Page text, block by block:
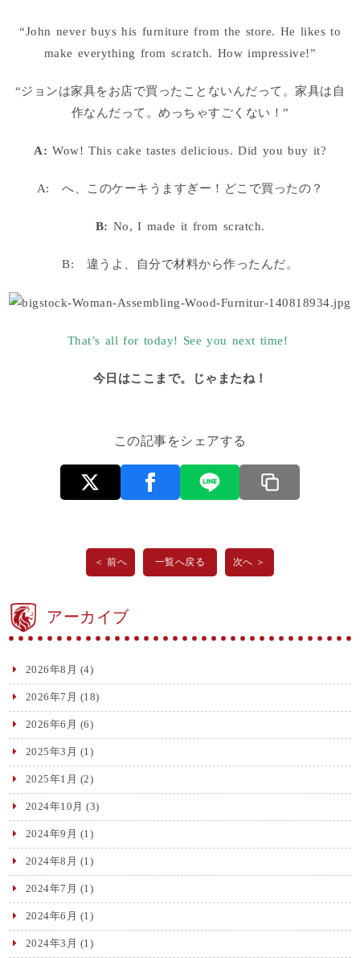
“John never buys his furniture from the store. He likes to
make everything from scratch. How impressive!”
“ジョンは家具をお店で買ったことないんだって。家具は自
作なんだって。めっちゃすごくない！”
A: Wow! This cake tastes delicious. Did you buy it?
A: へ、このケーキうますぎー！どこで買ったの？
B: No, I made it from scratch.
B: 違うよ、自分で材料から作ったんだ。
That’s all for today! See you next time!
今日はここまで。じゃまたね！
この記事をシェアする
＜ 前へ 一覧へ戻る 次へ ＞
アーカイブ
2026年8月 (4)
2026年7月 (18)
2026年6月 (6)
2025年3月 (1)
2025年1月 (2)
2024年10月 (3)
2024年9月 (1)
2024年8月 (1)
2024年7月 (1)
2024年6月 (1)
2024年3月 (1)